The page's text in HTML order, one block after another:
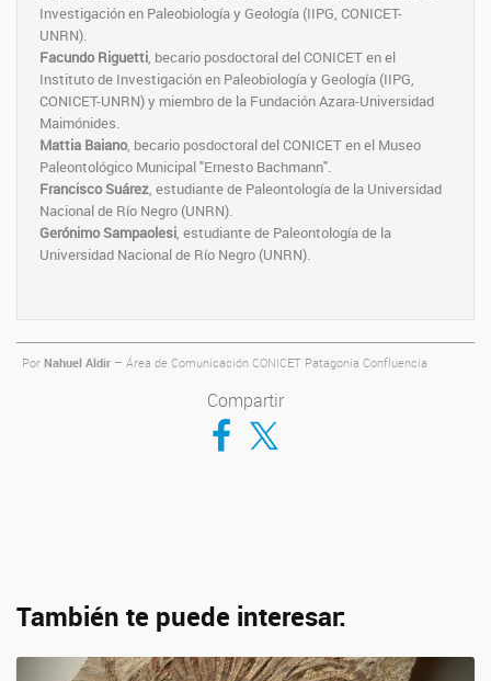
Investigación en Paleobiología y Geología (IIPG, CONICET-
UNRN).
Facundo Riguetti, becario posdoctoral del CONICET en el
Instituto de Investigación en Paleobiología y Geología (IIPG,
CONICET-UNRN) y miembro de la Fundación Azara-Universidad
Maimónides.
Mattia Baiano, becario posdoctoral del CONICET en el Museo
Paleontológico Municipal "Ernesto Bachmann".
Francisco Suárez, estudiante de Paleontología de la Universidad
Nacional de Río Negro (UNRN).
Gerónimo Sampaolesi, estudiante de Paleontología de la
Universidad Nacional de Río Negro (UNRN).
Por Nahuel Aldir – Área de Comunicación CONICET Patagonia Confluencia
Compartir
Compartir en Facebook
Compartir en Twitter
También te puede interesar: